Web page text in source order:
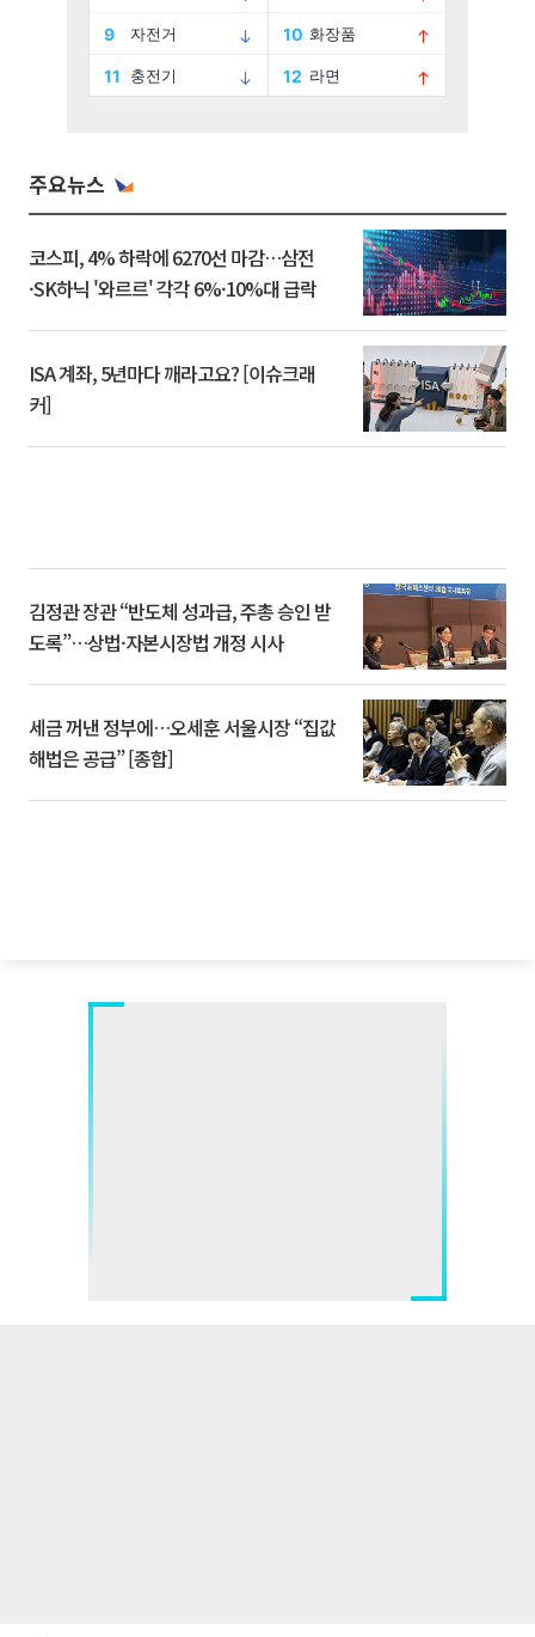
주요뉴스
코스피, 4% 하락에 6270선 마감…삼전
·SK하닉 '와르르' 각각 6%·10%대 급락
ISA 계좌, 5년마다 깨라고요? [이슈크래
커]
김정관 장관 “반도체 성과급, 주총 승인 받
도록”…상법·자본시장법 개정 시사
세금 꺼낸 정부에…오세훈 서울시장 “집값
해법은 공급” [종합]